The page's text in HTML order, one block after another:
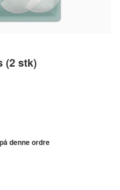
(2 stk)
denne ordre